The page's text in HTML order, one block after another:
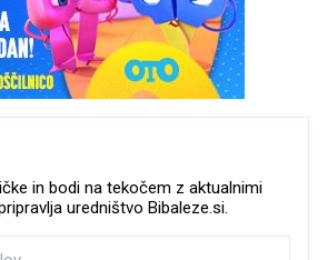
in bodi na tekočem z aktualnimi
uredništvo Bibaleze.si.